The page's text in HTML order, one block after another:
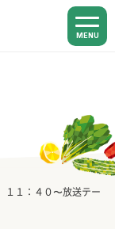
MENU
１１：４０〜放送テー